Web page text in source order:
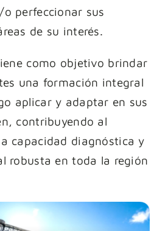
perfeccionar sus
de su interés.
como objetivo brindar
una formación integral
aplicar y adaptar en sus
contribuyendo al
capacidad diagnóstica y
robusta en toda la región